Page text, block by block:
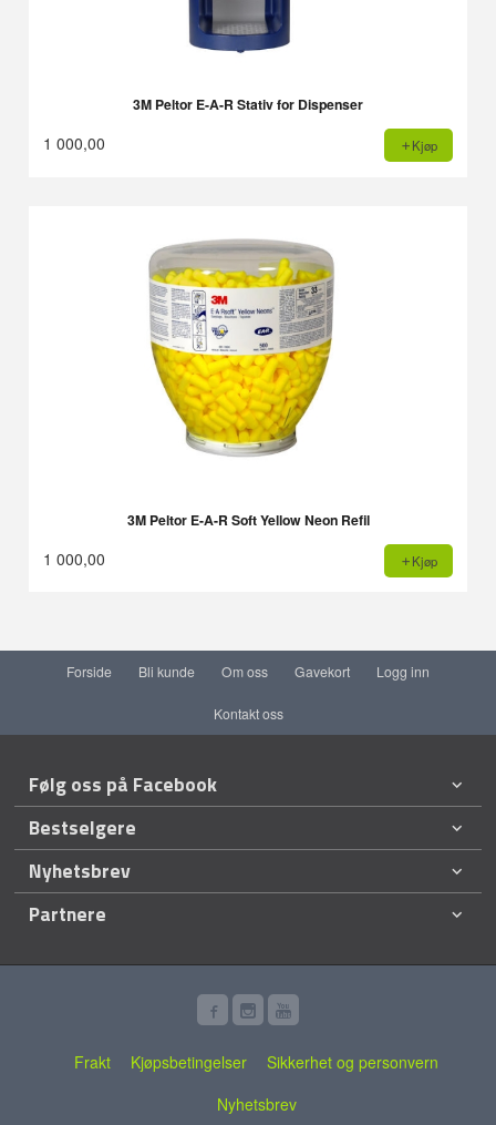
3M Peltor E-A-R Stativ for Dispenser
1 000,00 Kjøp
3M Peltor E-A-R Soft Yellow Neon Refil
1 000,00 Kjøp
Forside Bli kunde Om oss Gavekort Logg inn
Kontakt oss
Følg oss på Facebook
Bestselgere
Nyhetsbrev
Partnere
Frakt Kjøpsbetingelser
Sikkerhet og personvern
Nyhetsbrev